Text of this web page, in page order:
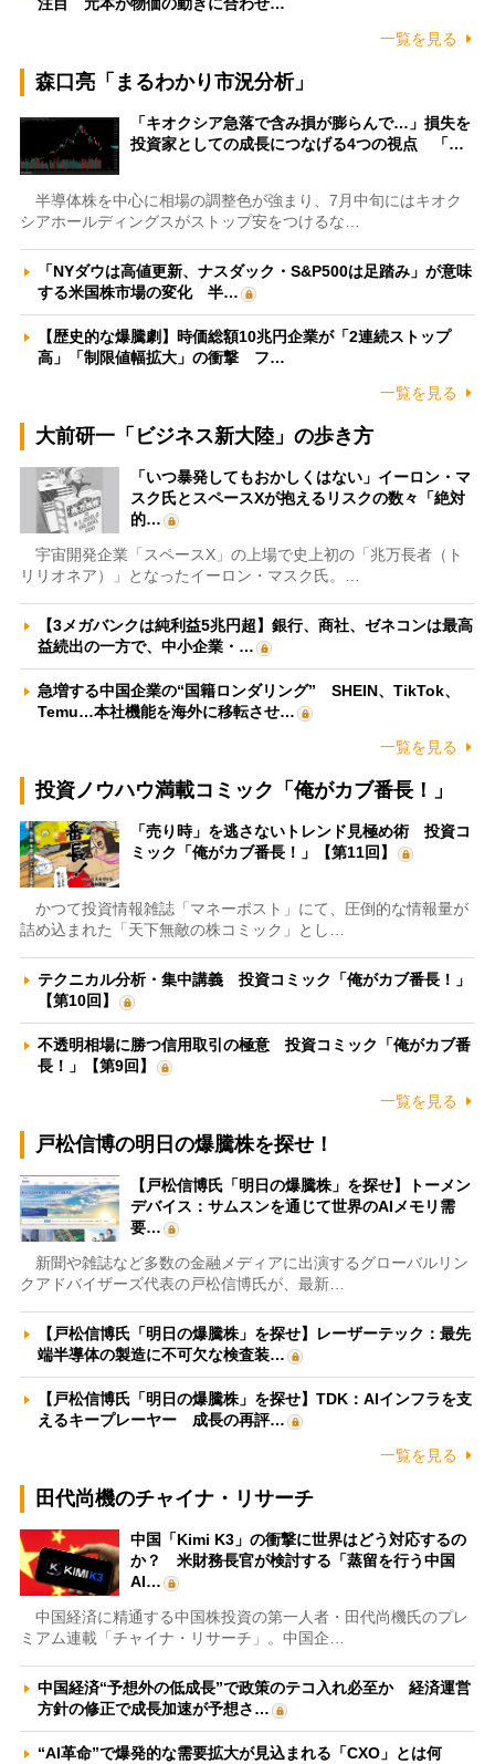
注目 元本が物価の動きに合わせ…
一覧を見る
森口亮「まるわかり市況分析」
「キオクシア急落で含み損が膨らんで…」損失を
投資家としての成長につなげる4つの視点 「…
半導体株を中心に相場の調整色が強まり、7月中旬にはキオク
シアホールディングスがストップ安をつけるな…
「NYダウは高値更新、ナスダック・S&P500は足踏み」が意味
する米国株市場の変化 半…
【歴史的な爆騰劇】時価総額10兆円企業が「2連続ストップ
高」「制限値幅拡大」の衝撃 フ…
一覧を見る
大前研一「ビジネス新大陸」の歩き方
「いつ暴発してもおかしくはない」イーロン・マ
スク氏とスペースXが抱えるリスクの数々「絶対
的…
宇宙開発企業「スペースX」の上場で史上初の「兆万長者（ト
リリオネア）」となったイーロン・マスク氏。…
【3メガバンクは純利益5兆円超】銀行、商社、ゼネコンは最高
益続出の一方で、中小企業・…
急増する中国企業の“国籍ロンダリング” SHEIN、TikTok、
Temu…本社機能を海外に移転させ…
一覧を見る
投資ノウハウ満載コミック「俺がカブ番長！」
「売り時」を逃さないトレンド見極め術 投資コ
ミック「俺がカブ番長！」【第11回】
かつて投資情報雑誌「マネーポスト」にて、圧倒的な情報量が
詰め込まれた「天下無敵の株コミック」とし…
テクニカル分析・集中講義 投資コミック「俺がカブ番長！」
【第10回】
不透明相場に勝つ信用取引の極意 投資コミック「俺がカブ番
長！」【第9回】
一覧を見る
戸松信博の明日の爆騰株を探せ！
【戸松信博氏「明日の爆騰株」を探せ】トーメン
デバイス：サムスンを通じて世界のAIメモリ需
要…
新聞や雑誌など多数の金融メディアに出演するグローバルリン
クアドバイザーズ代表の戸松信博氏が、最新…
【戸松信博氏「明日の爆騰株」を探せ】レーザーテック：最先
端半導体の製造に不可欠な検査装…
【戸松信博氏「明日の爆騰株」を探せ】TDK：AIインフラを支
えるキープレーヤー 成長の再評…
一覧を見る
田代尚機のチャイナ・リサーチ
中国「Kimi K3」の衝撃に世界はどう対応するの
か？ 米財務長官が検討する「蒸留を行う中国
AI…
中国経済に精通する中国株投資の第一人者・田代尚機氏のプレ
ミアム連載「チャイナ・リサーチ」。中国企…
中国経済“予想外の低成長”で政策のテコ入れ必至か 経済運営
方針の修正で成長加速が予想さ…
“AI革命”で爆発的な需要拡大が見込まれる「CXO」とは何